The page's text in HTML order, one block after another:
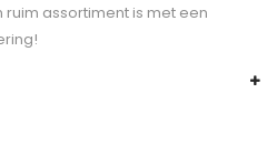
assortiment is met een